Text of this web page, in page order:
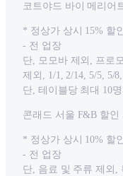
코트야드 바이 메리어
* 정상가 상시 15% 할
- 전 업장
단, 모모바 제외, 프로
제외, 1/1, 2/14, 5/5, 5/
단, 테이블당 최대 10
콘래드 서울 F&B 할인
* 정상가 상시 10% 할
- 전 업장
단, 음료 및 주류 제외,